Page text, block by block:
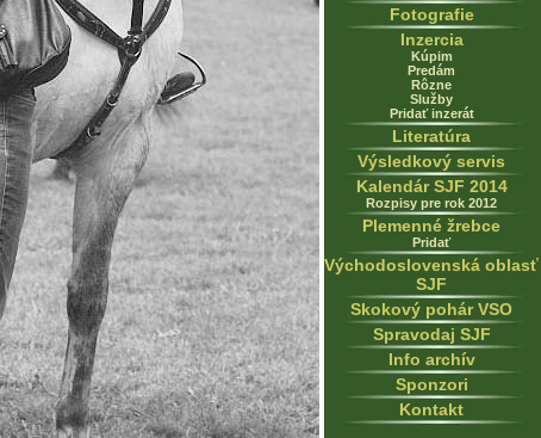
Fotografie
Inzercia
Kúpim
Predám
Rôzne
Služby
Pridať inzerát
Literatúra
Výsledkový servis
Kalendár SJF 2014
Rozpisy pre rok 2012
Plemenné žrebce
Pridať
Východoslovenská oblasť
SJF
Skokový pohár VSO
Spravodaj SJF
Info archív
Sponzori
Kontakt